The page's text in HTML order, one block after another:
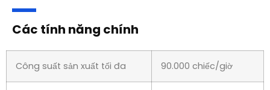
Các tính năng chính
Công suất sản xuất tối đa 90.000 chiếc/giờ